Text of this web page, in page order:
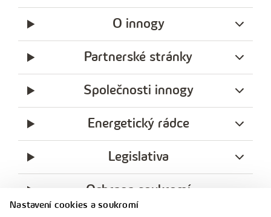
Nastavení cookies a soukromí
n
č
s
o
O innogy
Partnerské stránky
Společnosti innogy
Energetický rádce
Legislativa
Ochrana soukromí